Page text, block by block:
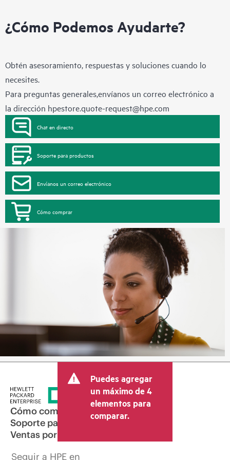
¿Cómo Podemos Ayudarte?
Obtén asesoramiento, respuestas y soluciones cuando lo
necesites.
Para preguntas generales,envíanos un correo electrónico a
la dirección hpestore.quote-request@hpe.com
Chat en directo
Soporte para productos
Envíanos un correo electrónico
Cómo comprar
Puedes agregar
un máximo de 4
elementos para
comparar.
Cómo comprar
Soporte para productos
Ventas por correo electrónico
Seguir a HPE en